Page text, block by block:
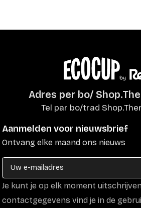
Adres per bo/
Tel par bo/trad
Aanmelden voor nieuwsbrief
Ontvang elke maand ons nieuws
Je kunt je op elk moment
contactgegevens vind je in de